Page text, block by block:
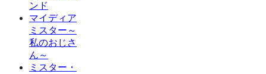
ンド
マイディア
ミスター～
私のおじさ
ん～
ミスター・